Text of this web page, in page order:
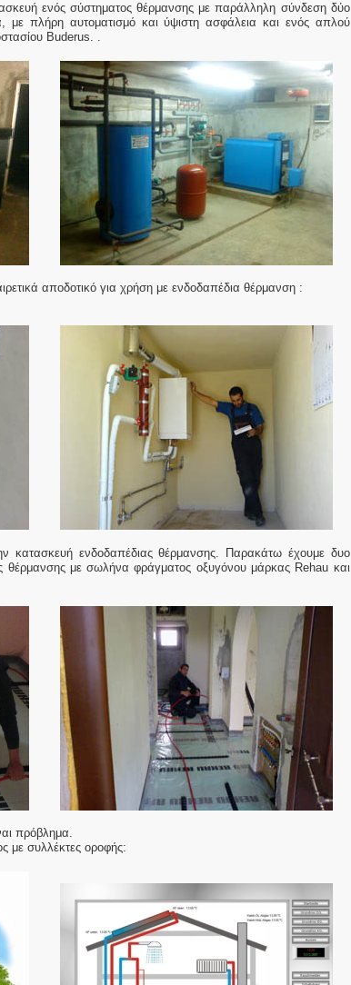
ενός σύστηματος θέρμανσης με παράλληλη σύνδεση δύο
πλήρη αυτοματισμό και ύψιστη ασφάλεια και ενός απλού
Buderus. .
αποδοτικό για χρήση με ενδοδαπέδια θέρμανση :
κατασκευή ενδοδαπέδιας θέρμανσης. Παρακάτω έχουμε δυο
θέρμανσης με σωλήνα φράγματος οξυγόνου μάρκας Rehau και
πρόβλημα.
με συλλέκτες οροφής: